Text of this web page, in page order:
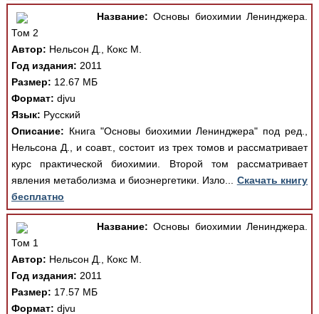
Название: Основы биохимии Ленинджера.
Том 2
Автор: Нельсон Д., Кокс М.
Год издания: 2011
Размер: 12.67 МБ
Формат: djvu
Язык: Русский
Описание: Книга "Основы биохимии Ленинджера" под ред.,
Нельсона Д., и соавт., состоит из трех томов и рассматривает
курс практической биохимии. Второй том рассматривает
явления метаболизма и биоэнергетики. Изло... Скачать книгу
бесплатно
Название: Основы биохимии Ленинджера.
Том 1
Автор: Нельсон Д., Кокс М.
Год издания: 2011
Размер: 17.57 МБ
Формат: djvu